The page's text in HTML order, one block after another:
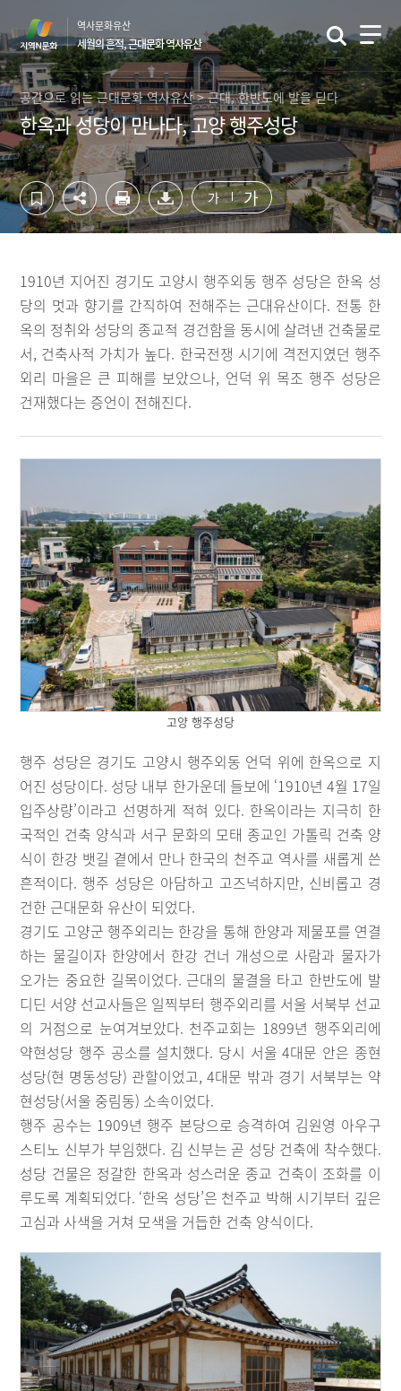
텐
츠
영
역
바
로
가
기
단
영
역
바
로
가
기
역사문화유산
세월의 흔적, 근대문화 역사유산
공간으로 읽는 근대문화 역사유산 > 근대, 한반도에 발을 딛다
한옥과 성당이 만나다, 고양 행주성당
가 가
1910년 지어진 경기도 고양시 행주외동 행주 성당은 한옥 성
당의 멋과 향기를 간직하여 전해주는 근대유산이다. 전통 한
옥의 정취와 성당의 종교적 경건함을 동시에 살려낸 건축물로
서, 건축사적 가치가 높다. 한국전쟁 시기에 격전지였던 행주
외리 마을은 큰 피해를 보았으나, 언덕 위 목조 행주 성당은
건재했다는 증언이 전해진다.
고양 행주성당
행주 성당은 경기도 고양시 행주외동 언덕 위에 한옥으로 지
어진 성당이다. 성당 내부 한가운데 들보에 ‘1910년 4월 17일
입주상량’이라고 선명하게 적혀 있다. 한옥이라는 지극히 한
국적인 건축 양식과 서구 문화의 모태 종교인 가톨릭 건축 양
식이 한강 뱃길 곁에서 만나 한국의 천주교 역사를 새롭게 쓴
흔적이다. 행주 성당은 아담하고 고즈넉하지만, 신비롭고 경
건한 근대문화 유산이 되었다.
경기도 고양군 행주외리는 한강을 통해 한양과 제물포를 연결
하는 물길이자 한양에서 한강 건너 개성으로 사람과 물자가
오가는 중요한 길목이었다. 근대의 물결을 타고 한반도에 발
디딘 서양 선교사들은 일찍부터 행주외리를 서울 서북부 선교
의 거점으로 눈여겨보았다. 천주교회는 1899년 행주외리에
약현성당 행주 공소를 설치했다. 당시 서울 4대문 안은 종현
성당(현 명동성당) 관할이었고, 4대문 밖과 경기 서북부는 약
현성당(서울 중림동) 소속이었다.
행주 공수는 1909년 행주 본당으로 승격하여 김원영 아우구
스티노 신부가 부임했다. 김 신부는 곧 성당 건축에 착수했다.
성당 건물은 정갈한 한옥과 성스러운 종교 건축이 조화를 이
루도록 계획되었다. ‘한옥 성당’은 천주교 박해 시기부터 깊은
고심과 사색을 거쳐 모색을 거듭한 건축 양식이다.